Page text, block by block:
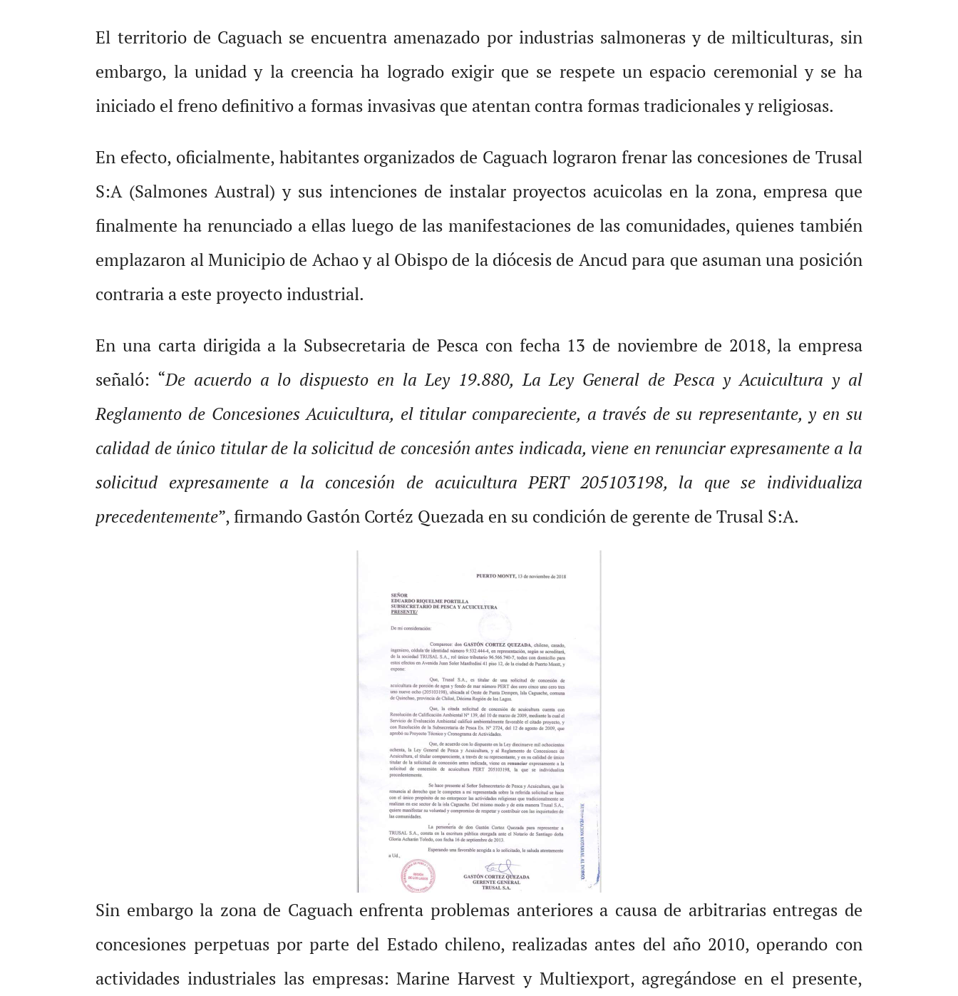
El territorio de Caguach se encuentra amenazado por industrias salmoneras y de milticulturas, sin
embargo, la unidad y la creencia ha logrado exigir que se respete un espacio ceremonial y se ha
iniciado el freno definitivo a formas invasivas que atentan contra formas tradicionales y religiosas.
En efecto, oficialmente, habitantes organizados de Caguach lograron frenar las concesiones de Trusal
S:A (Salmones Austral) y sus intenciones de instalar proyectos acuicolas en la zona, empresa que
finalmente ha renunciado a ellas luego de las manifestaciones de las comunidades, quienes también
emplazaron al Municipio de Achao y al Obispo de la diócesis de Ancud para que asuman una posición
contraria a este proyecto industrial.
En una carta dirigida a la Subsecretaria de Pesca con fecha 13 de noviembre de 2018, la empresa
señaló: “De acuerdo a lo dispuesto en la Ley 19.880, La Ley General de Pesca y Acuicultura y al
Reglamento de Concesiones Acuicultura, el titular compareciente, a través de su representante, y en su
calidad de único titular de la solicitud de concesión antes indicada, viene en renunciar expresamente a la
solicitud expresamente a la concesión de acuicultura PERT 205103198, la que se individualiza
precedentemente”, firmando Gastón Cortéz Quezada en su condición de gerente de Trusal S:A.
Sin embargo la zona de Caguach enfrenta problemas anteriores a causa de arbitrarias entregas de
concesiones perpetuas por parte del Estado chileno, realizadas antes del año 2010, operando con
actividades industriales las empresas: Marine Harvest y Multiexport, agregándose en el presente,